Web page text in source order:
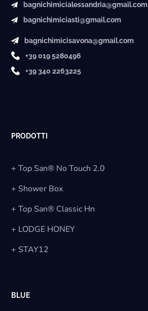
bagnichimicialessandria@gmail.com
bagnichimiciasti@gmail.com
bagnichimicisavona@gmail.com
+39 019 5280496
+39 340 2263225
PRODOTTI
+ Top San® No Touch 2.0
+ Shower Box
+ Top San® Classic Hn
+ LODGE HONEY
+ STAY12
BLUE